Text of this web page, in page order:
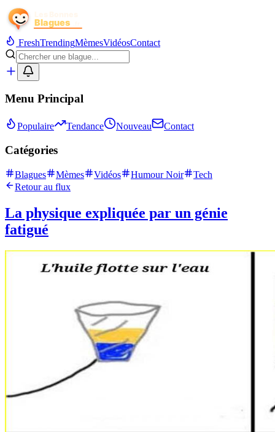
FreshTrendingMèmesVidéosContact
Menu Principal
Populaire Tendance Nouveau Contact
Catégories
Blagues Mèmes Vidéos Humour Noir
Tech
Retour au flux
La physique expliquée par un génie
fatigué